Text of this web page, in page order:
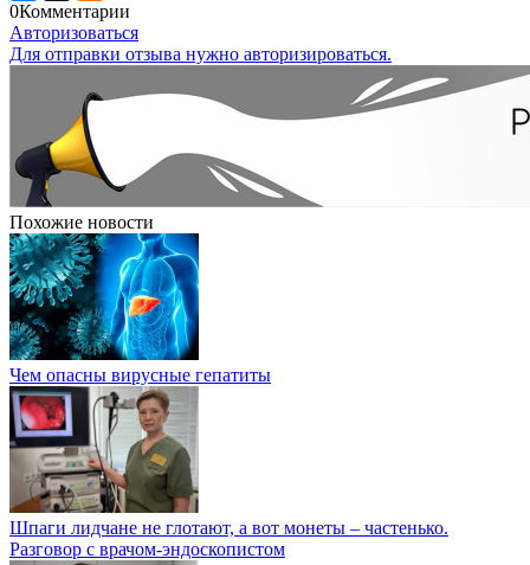
0Комментарии
Авторизоваться
Для отправки отзыва нужно авторизироваться.
Похожие новости
Чем опасны вирусные гепатиты
Шпаги лидчане не глотают, а вот монеты – частенько.
Разговор с врачом-эндоскопистом